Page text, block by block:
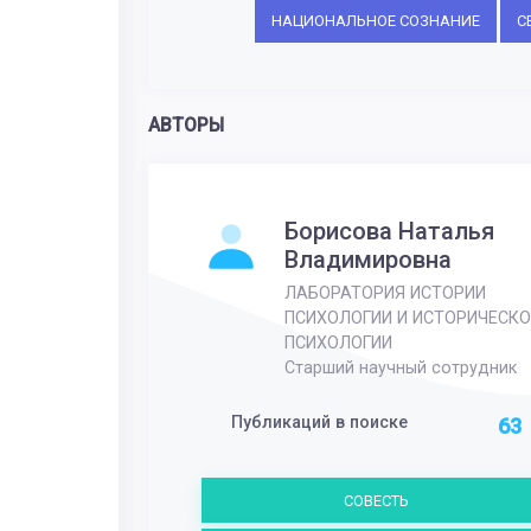
НАЦИОНАЛЬНОЕ СОЗНАНИЕ
АВТОРЫ
Борисова Наталья
Владимировна
ЛАБОРАТОРИЯ ИСТОРИИ
ПСИХОЛОГИИ И
ПСИХОЛОГИИ
Старший научный сотрудник
Публикаций в поиске 63
СОВЕСТЬ